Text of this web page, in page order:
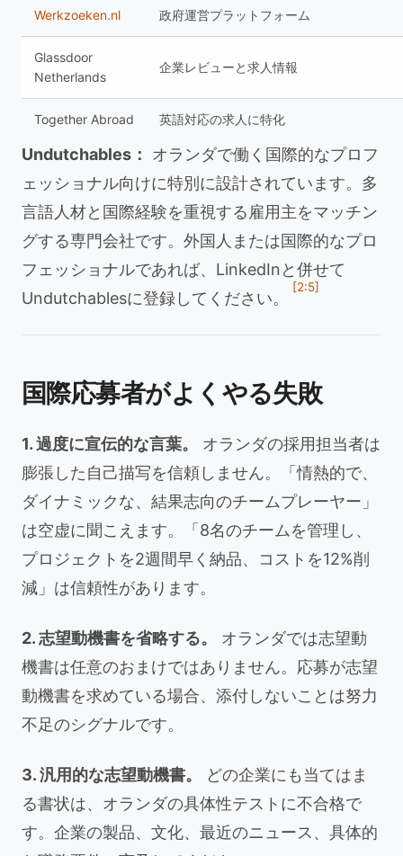
Werkzoeken.nl 政府運営プラットフォーム
Glassdoor
Netherlands
企業レビューと求人情報
Together Abroad 英語対応の求人に特化
Undutchables：
オランダで働く国際的なプロフ
ェッショナル向けに特別に設計されています。多
言語人材と国際経験を重視する雇用主をマッチン
グする専門会社です。外国人または国際的なプロ
フェッショナルであれば、LinkedInと併せて
Undutchablesに登録してください。
[2:5]
国際応募者がよくやる失敗
1. 過度に宣伝的な言葉。
オランダの採用担当者は
膨張した自己描写を信頼しません。「情熱的で、
ダイナミックな、結果志向のチームプレーヤー」
は空虚に聞こえます。「8名のチームを管理し、
プロジェクトを2週間早く納品、コストを12%削
減」は信頼性があります。
2. 志望動機書を省略する。
オランダでは志望動
機書は任意のおまけではありません。応募が志望
動機書を求めている場合、添付しないことは努力
不足のシグナルです。
3. 汎用的な志望動機書。
どの企業にも当てはま
る書状は、オランダの具体性テストに不合格で
す。企業の製品、文化、最近のニュース、具体的